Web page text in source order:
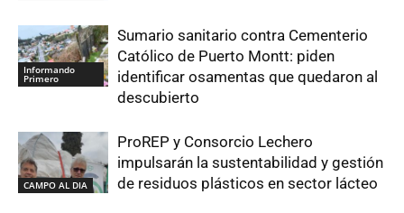
Informando
Primero
Sumario sanitario contra Cementerio
Católico de Puerto Montt: piden
identificar osamentas que quedaron al
descubierto
CAMPO AL DIA
ProREP y Consorcio Lechero
impulsarán la sustentabilidad y gestión
de residuos plásticos en sector lácteo